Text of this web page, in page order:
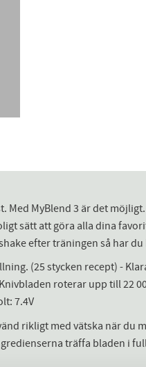
MyBlend 3 är det
sätt att göra alla dina
efter träningen så har
(25 stycken recept) -
roterar upp till 22
7.4V
rikligt med vätska när du
träffa bladen i